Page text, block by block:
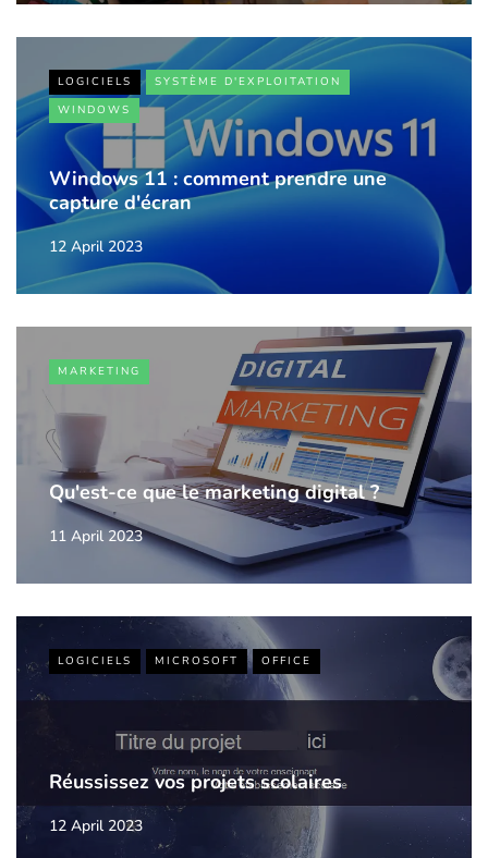
LOGICIELS
SYSTÈME D'EXPLOITATION
WINDOWS
Windows 11 : comment prendre une
capture d'écran
12 April 2023
MARKETING
Qu'est-ce que le marketing digital ?
11 April 2023
LOGICIELS MICROSOFT OFFICE
Réussissez vos projets scolaires
12 April 2023